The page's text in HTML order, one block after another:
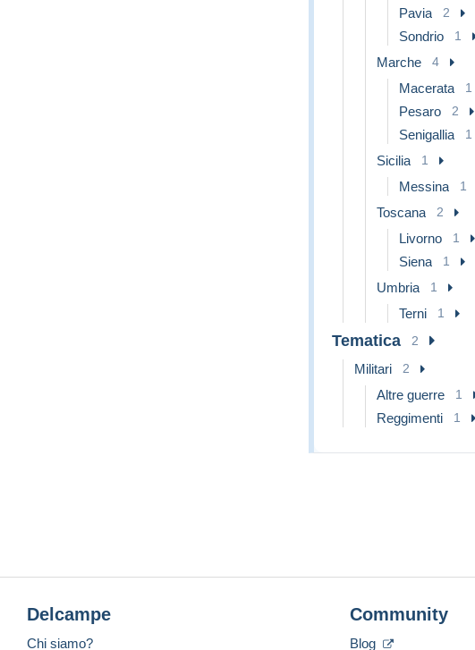
Pavia 2
Sondrio 1
Marche 4
Macerata 1
Pesaro 2
Senigallia 1
Sicilia 1
Messina 1
Toscana 2
Livorno 1
Siena 1
Umbria 1
Terni 1
Tematica 2
Militari 2
Altre guerre 1
Reggimenti 1
Delcampe
Chi siamo?
Community
Blog